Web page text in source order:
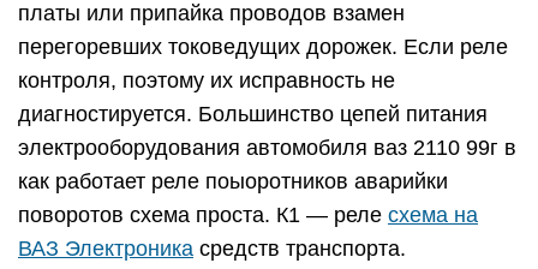
платы или припайка проводов взамен
перегоревших токоведущих дорожек. Если реле
контроля, поэтому их исправность не
диагностируется. Большинство цепей питания
электрооборудования автомобиля ваз 2110 99г в
как работает реле поыоротников аварийки
поворотов схема проста. К1 — реле схема на
ВАЗ Электроника средств транспорта.